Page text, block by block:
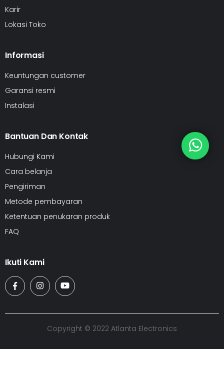
Karir
Lokasi Toko
Informasi
Keuntungan customer
Garansi resmi
Instalasi
Bantuan Dan Kontak
Hubungi Kami
Cara belanja
Pengiriman
Metode pembayaran
Ketentuan penukaran produk
FAQ
Ikuti Kami
Copyright © 2022 Atlanta Electronics